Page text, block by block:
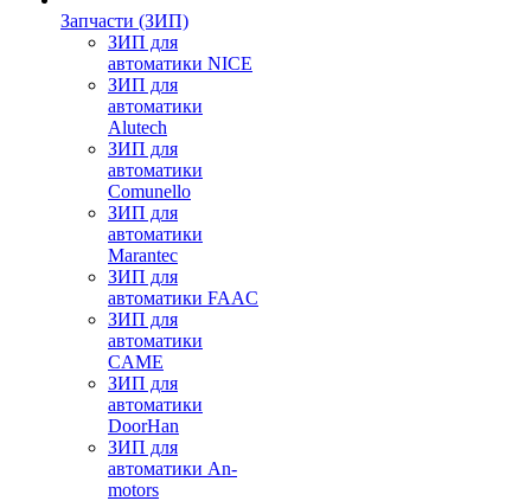
Запчасти (ЗИП)
ЗИП для
автоматики NICE
ЗИП для
автоматики
Alutech
ЗИП для
автоматики
Comunello
ЗИП для
автоматики
Marantec
ЗИП для
автоматики FAAC
ЗИП для
автоматики
CAME
ЗИП для
автоматики
DoorHan
ЗИП для
автоматики An-
motors